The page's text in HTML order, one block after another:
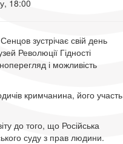
18:00
зустрічає свій день
Революції Гідності
і можливість
кримчанина, його участь
до того, що Російська
суду з прав людини.